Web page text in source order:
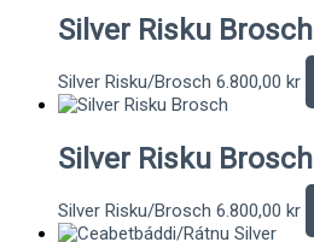
Silver Risku Brosch
Silver Risku/Brosch 6.800,00 kr
Silver Risku Brosch
Silver Risku/Brosch 6.800,00 kr